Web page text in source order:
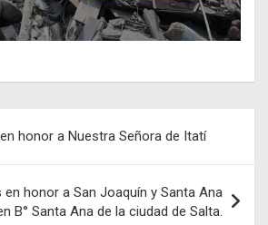
honor a Nuestra Señora de Itatí
honor a San Joaquín y Santa Ana
B° Santa Ana de la ciudad de Salta.